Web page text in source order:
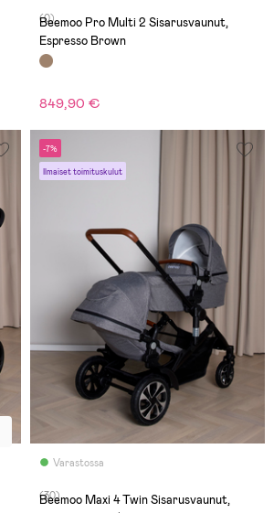
(0)
Beemoo Pro Multi 2 Sisarusvaunut,
Espresso Brown
849,90 €
-7%
Ilmaiset toimituskulut
Varastossa
(30)
Beemoo Maxi 4 Twin Sisarusvaunut,